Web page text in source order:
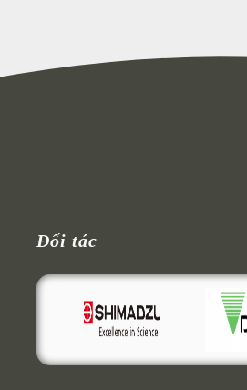
Đối tác